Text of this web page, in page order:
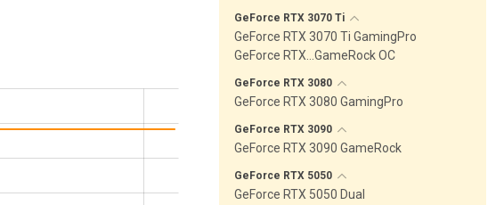
GeForce RTX 3070 Ti
GeForce RTX 3070 Ti GamingPro
GeForce RTX…GameRock OC
GeForce RTX 3080
GeForce RTX 3080 GamingPro
GeForce RTX 3090
GeForce RTX 3090 GameRock
GeForce RTX 5050
GeForce RTX 5050 Dual